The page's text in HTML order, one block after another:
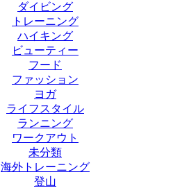
ダイビング
トレーニング
ハイキング
ビューティー
フード
ファッション
ヨガ
ライフスタイル
ランニング
ワークアウト
未分類
海外トレーニング
登山